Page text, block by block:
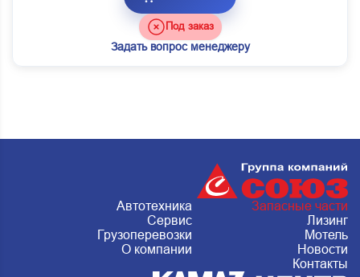
Под заказ
Задать вопрос менеджеру
Автотехника
Запасные части
Сервис
Лизинг
Грузоперевозки
Мотель
О компании
Новости
Контакты